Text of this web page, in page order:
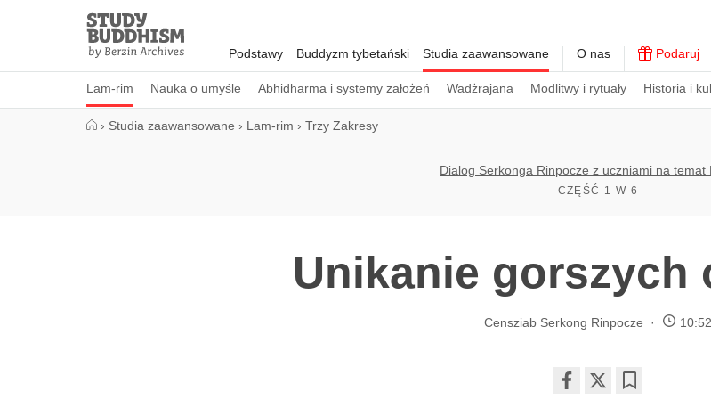
Study
Buddhism
Home
Podstawy Buddyzm tybetański Studia zaawansowane
Lam-rim Nauka o umyśle Abhidharma i systemy założeń Wadżrajana Modlitwy i rytuały Historia i
O nas Podaruj
› Studia zaawansowane › Lam-rim › Trzy Zakresy
Dialog Serkonga Rinpocze z uczniami na temat
CZĘŚĆ 1 W 6
Unikanie gorszych
Censziab Serkong Rinpocze 10:52